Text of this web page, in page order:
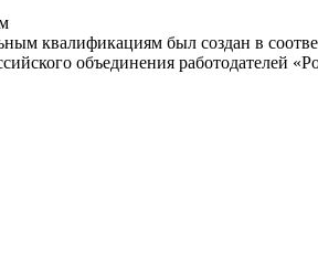
квалификациям был создан в
объединения